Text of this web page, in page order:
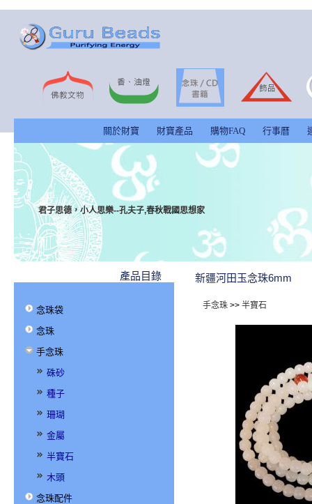
關於財寶 財寶產品 購物FAQ 行事曆
君子思德，小人思樂--孔夫子,春秋戰國思想家
產品目錄
念珠袋
念珠
手念珠
硃砂
種子
珊瑚
金屬
半寶石
木頭
念珠配件
新疆河田玉念珠6mm
手念珠>> 半寶石